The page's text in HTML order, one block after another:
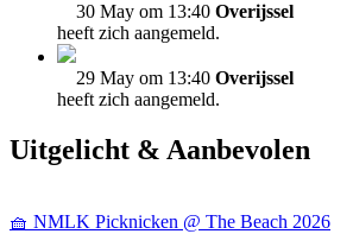
30 May om 13:40 Overijssel
heeft zich aangemeld.
29 May om 13:40 Overijssel
heeft zich aangemeld.
Uitgelicht & Aanbevolen
🧺 NMLK Picknicken @ The Beach 2026